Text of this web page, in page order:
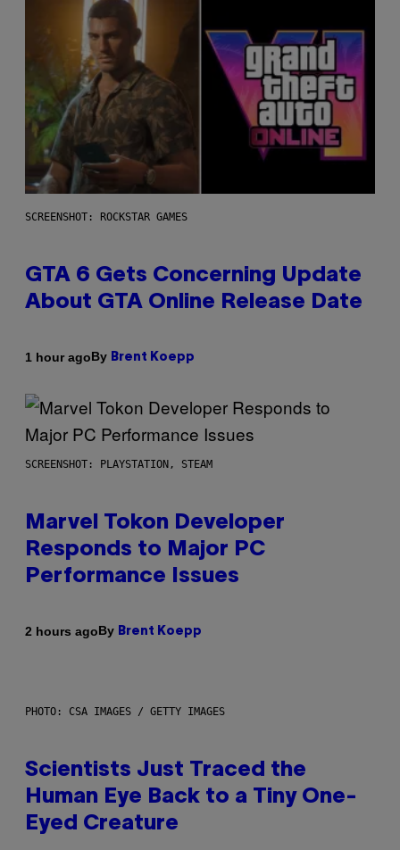
SCREENSHOT: ROCKSTAR GAMES
GTA 6 Gets Concerning Update
About GTA Online Release Date
1 hour agoBy Brent Koepp
SCREENSHOT: PLAYSTATION, STEAM
Marvel Tokon Developer
Responds to Major PC
Performance Issues
2 hours agoBy Brent Koepp
PHOTO: CSA IMAGES / GETTY IMAGES
Scientists Just Traced the
Human Eye Back to a Tiny One-
Eyed Creature